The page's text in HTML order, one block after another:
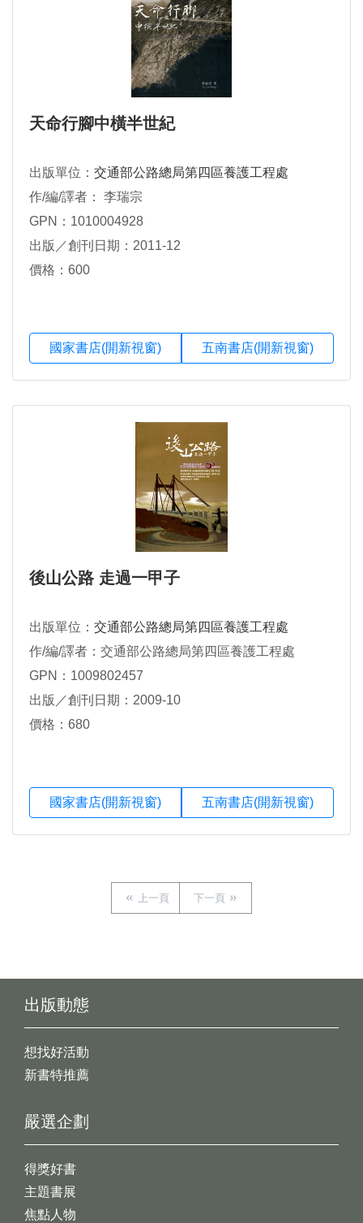
天命行腳中橫半世紀
出版單位： 交通部公路總局第四區養護工程處
作/編/譯者： 李瑞宗
GPN：1010004928
出版／創刊日期：2011-12
價格：600
國家書店(開新視窗) 五南書店(開新視窗)
後山公路 走過一甲子
出版單位： 交通部公路總局第四區養護工程處
作/編/譯者：交通部公路總局第四區養護工程處
GPN：1009802457
出版／創刊日期：2009-10
價格：680
國家書店(開新視窗) 五南書店(開新視窗)
上一頁 下一頁
出版動態
想找好活動
新書特推薦
嚴選企劃
得獎好書
主題書展
焦點人物